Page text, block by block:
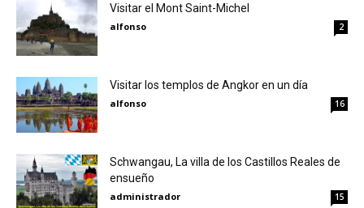
Visitar el Mont Saint-Michel
alfonso 2
Visitar los templos de Angkor en un día
alfonso 16
Schwangau, La villa de los Castillos Reales de
ensueño
administrador 15